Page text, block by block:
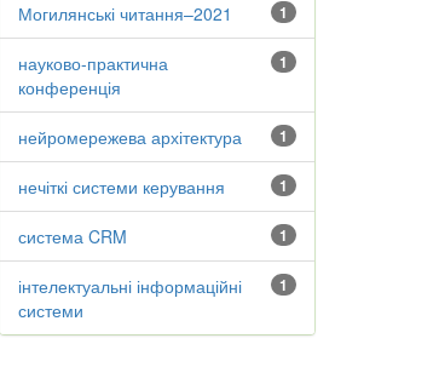
1
Могилянські читання–2021
1
науково-практична
конференція
1
нейромережева архітектура
1
нечіткі системи керування
1
система CRM
1
інтелектуальні інформаційні
системи